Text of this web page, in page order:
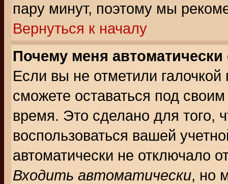
пару минут, поэтому мы
Вернуться к началу
Почему меня автоматически
Если вы не отметили галочкой
сможете оставаться под
время. Это сделано для того,
воспользоваться вашей
автоматически не отключало
Входить автоматически, но